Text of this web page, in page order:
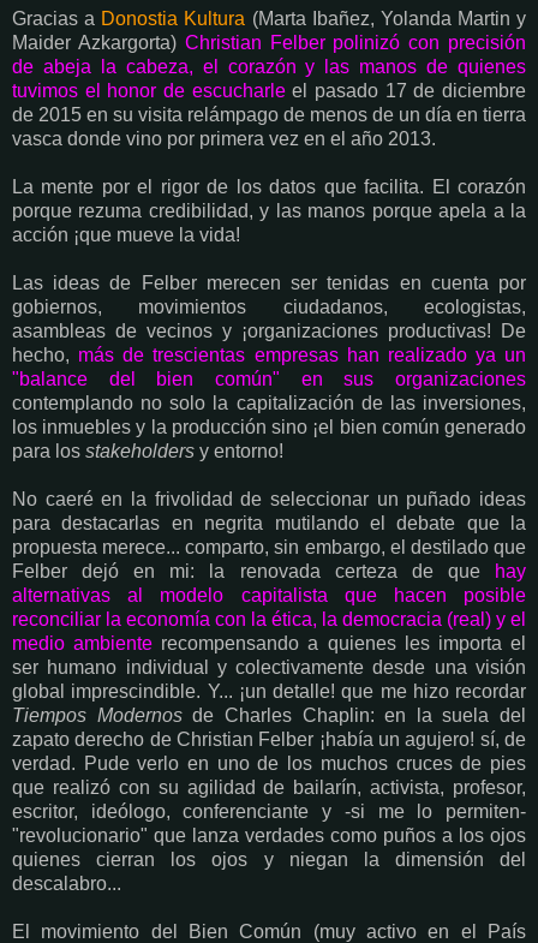
Gracias a Donostia Kultura (Marta Ibañez, Yolanda Martin y
Maider Azkargorta) Christian Felber polinizó con precisión
de abeja la cabeza, el corazón y las manos de quienes
tuvimos el honor de escucharleel pasado 17 de diciembre
de 2015 en su visita relámpago de menos de un día en tierra
vasca donde vino por primera vez en el año 2013.
La mente por el rigor de los datos que facilita. El corazón
porque rezuma credibilidad, y las manos porque apela a la
acción ¡que mueve la vida!
Las ideas de Felber merecen ser tenidas en cuenta por
gobiernos, movimientos ciudadanos, ecologistas,
asambleas de vecinos y ¡organizaciones productivas! De
hecho, más de trescientas empresas han realizado ya un
"balance del bien común" en sus organizaciones
contemplando no solo la capitalización de las inversiones,
los inmuebles y la producción sino ¡el bien común generado
para los stakeholders y entorno!
No caeré en la frivolidad de seleccionar un puñado ideas
para destacarlas en negrita mutilando el debate que la
propuesta merece... comparto, sin embargo, el destilado que
Felber dejó en mi: la renovada certeza de que
hay
alternativas al modelo capitalista que hacen posible
reconciliar la economía con la ética, la democracia (real) y el
medio ambiente recompensando a quienes les importa el
ser humano individual y colectivamente desde una visión
global imprescindible. Y... ¡un detalle! que me hizo recordar
Tiempos Modernosde Charles Chaplin: en la suela del
zapato derecho de Christian Felber ¡había un agujero! sí, de
verdad. Pude verlo en uno de los muchos cruces de pies
que realizó con su agilidad de bailarín, activista, profesor,
escritor, ideólogo, conferenciante y -si me lo permiten-
"revolucionario" que lanza verdades como puños a los ojos
quienes cierran los ojos y niegan la dimensión del
descalabro...
El movimiento del Bien Común (muy activo en el País